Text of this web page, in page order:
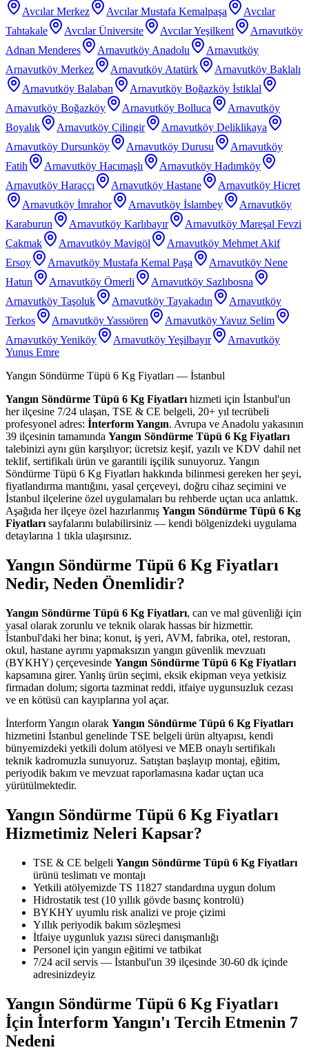
Avcılar Merkez Avcılar Mustafa Kemalpaşa
Avcılar
Tahtakale
Avcılar Üniversite Avcılar Yeşilkent
Arnavutköy
Adnan Menderes
Arnavutköy Anadolu
Arnavutköy
Arnavutköy Merkez
Arnavutköy Atatürk
Arnavutköy Baklalı
Arnavutköy Balaban
Arnavutköy Boğazköy İstiklal
Arnavutköy Boğazköy
Arnavutköy Bolluca
Arnavutköy
Boyalık
Arnavutköy Çilingir
Arnavutköy Deliklikaya
Arnavutköy Dursunköy
Arnavutköy Durusu
Arnavutköy
Fatih
Arnavutköy Hacımaşlı
Arnavutköy Hadımköy
Arnavutköy Haraççı
Arnavutköy Hastane
Arnavutköy Hicret
Arnavutköy İmrahor
Arnavutköy İslambey
Arnavutköy
Karaburun
Arnavutköy Karlıbayır
Arnavutköy Mareşal Fevzi
Çakmak
Arnavutköy Mavigöl
Arnavutköy Mehmet Akif
Ersoy
Arnavutköy Mustafa Kemal Paşa
Arnavutköy Nene
Hatun
Arnavutköy Ömerli
Arnavutköy Sazlıbosna
Arnavutköy Taşoluk
Arnavutköy Tayakadın
Arnavutköy
Terkos
Arnavutköy Yassıören
Arnavutköy Yavuz Selim
Arnavutköy Yeniköy
Arnavutköy Yeşilbayır
Arnavutköy
Yunus Emre
Yangın Söndürme Tüpü 6 Kg Fiyatları — İstanbul
Yangın Söndürme Tüpü 6 Kg Fiyatlarıhizmeti için İstanbul'un
her ilçesine 7/24 ulaşan, TSE & CE belgeli, 20+ yıl tecrübeli
profesyonel adres: İnterform Yangın. Avrupa ve Anadolu yakasının
39 ilçesinin tamamında Yangın Söndürme Tüpü 6 Kg Fiyatları
talebinizi aynı gün karşılıyor; ücretsiz keşif, yazılı ve KDV dahil net
teklif, sertifikalı ürün ve garantili işçilik sunuyoruz. Yangın
Söndürme Tüpü 6 Kg Fiyatları hakkında bilinmesi gereken her şeyi,
fiyatlandırma mantığını, yasal çerçeveyi, doğru cihaz seçimini ve
İstanbul ilçelerine özel uygulamaları bu rehberde uçtan uca anlattık.
Aşağıda her ilçeye özel hazırlanmış Yangın Söndürme Tüpü 6 Kg
Fiyatlarısayfalarını bulabilirsiniz — kendi bölgenizdeki uygulama
detaylarına 1 tıkla ulaşırsınız.
Yangın Söndürme Tüpü 6 Kg Fiyatları
Nedir, Neden Önemlidir?
Yangın Söndürme Tüpü 6 Kg Fiyatları, can ve mal güvenliği için
yasal olarak zorunlu ve teknik olarak hassas bir hizmettir.
İstanbul'daki her bina; konut, iş yeri, AVM, fabrika, otel, restoran,
okul, hastane ayrımı yapmaksızın yangın güvenlik mevzuatı
(BYKHY) çerçevesinde Yangın Söndürme Tüpü 6 Kg Fiyatları
kapsamına girer. Yanlış ürün seçimi, eksik ekipman veya yetkisiz
firmadan dolum; sigorta tazminat reddi, itfaiye uygunsuzluk cezası
ve en kötüsü can kayıplarına yol açar.
İnterform Yangın olarak Yangın Söndürme Tüpü 6 Kg Fiyatları
hizmetini İstanbul genelinde TSE belgeli ürün altyapısı, kendi
bünyemizdeki yetkili dolum atölyesi ve MEB onaylı sertifikalı
teknik kadromuzla sunuyoruz. Satıştan başlayıp montaj, eğitim,
periyodik bakım ve mevzuat raporlamasına kadar uçtan uca
yürütülmektedir.
Yangın Söndürme Tüpü 6 Kg Fiyatları
Hizmetimiz Neleri Kapsar?
TSE & CE belgeli Yangın Söndürme Tüpü 6 Kg Fiyatları
ürünü teslimatı ve montajı
Yetkili atölyemizde TS 11827 standardına uygun dolum
Hidrostatik test (10 yıllık gövde basınç kontrolü)
BYKHY uyumlu risk analizi ve proje çizimi
Yıllık periyodik bakım sözleşmesi
İtfaiye uygunluk yazısı süreci danışmanlığı
Personel için yangın eğitimi ve tatbikat
7/24 acil servis — İstanbul'un 39 ilçesinde 30-60 dk içinde
adresinizdeyiz
Yangın Söndürme Tüpü 6 Kg Fiyatları
İçin İnterform Yangın'ı Tercih Etmenin 7
Nedeni